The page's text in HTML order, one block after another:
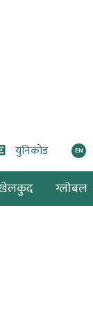
युनिकोड EN
ग्लोबल